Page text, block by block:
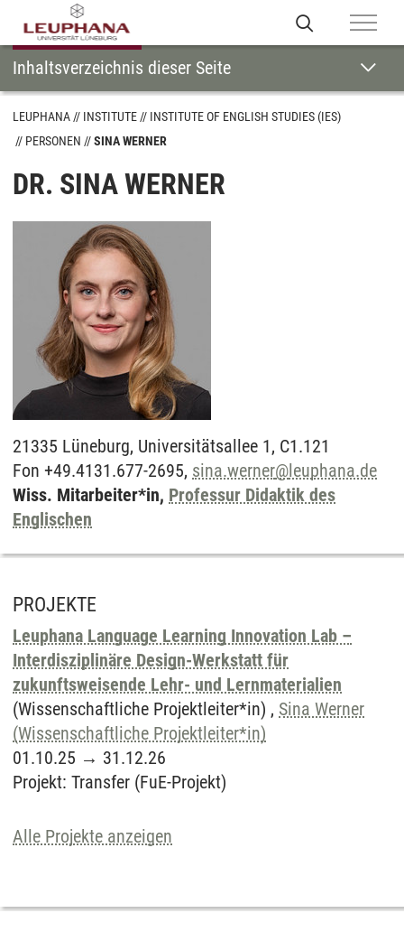
Inhaltsverzeichnis dieser Seite
LEUPHANA INSTITUTE
INSTITUTE OF ENGLISH STUDIES (IES)
PERSONEN
SINA WERNER
DR. SINA WERNER
21335 Lüneburg, Universitätsallee 1, C1.121
Fon +49.4131.677-2695, sina.werner@leuphana.de
Wiss. Mitarbeiter*in, Professur Didaktik des
Englischen
PROJEKTE
Leuphana Language Learning Innovation Lab –
Interdisziplinäre Design-Werkstatt für
zukunftsweisende Lehr- und Lernmaterialien
(Wissenschaftliche Projektleiter*in) , Sina Werner
(Wissenschaftliche Projektleiter*in)
01.10.25 → 31.12.26
Projekt: Transfer (FuE-Projekt)
Alle Projekte anzeigen